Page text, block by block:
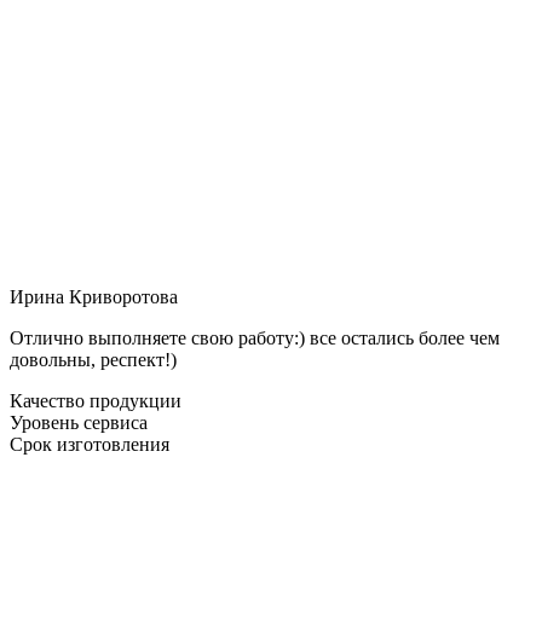
Ирина Криворотова
Отлично выполняете свою работу:) все остались более чем
довольны, респект!)
Качество продукции
Уровень сервиса
Срок изготовления